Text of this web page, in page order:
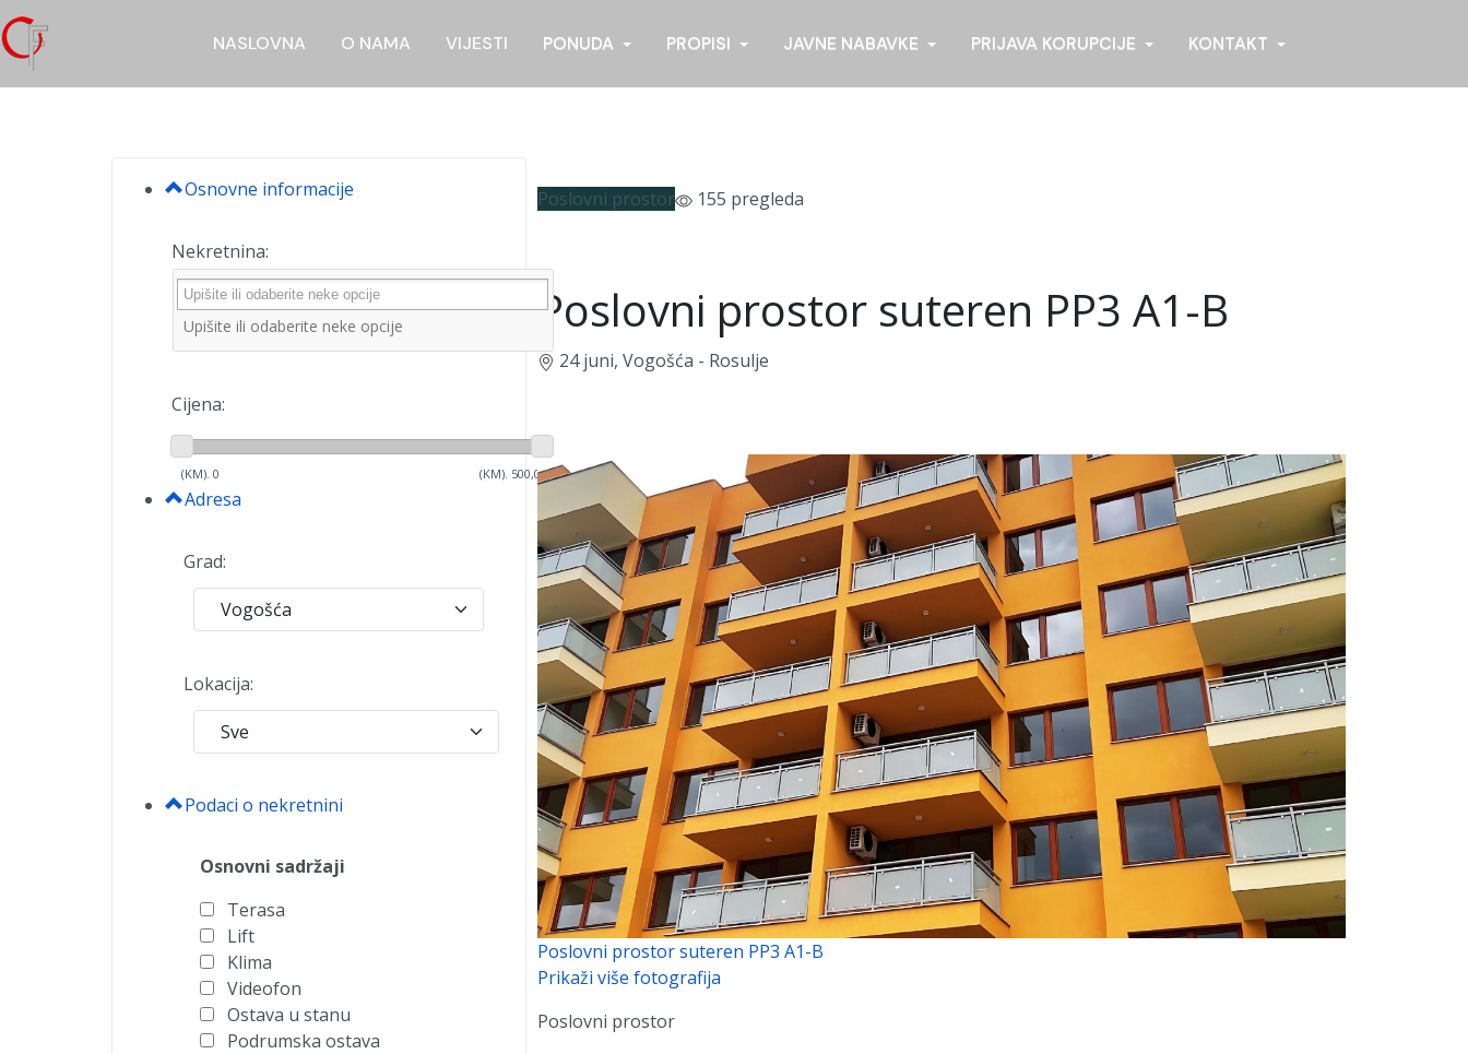
NASLOVNA O NAMA VIJESTI PONUDA PROPISI JAVNE NABAVKE PRIJAVA KORUPCIJE KONTAKT
Poslovni prostor 155 pregleda
Poslovni prostor suteren PP3 A1-B
24 juni, Vogošća - Rosulje
Poslovni prostor suteren PP3 A1-B
Prikaži više fotografija
Poslovni prostor
Osnovne informacije
Nekretnina:
Cijena:
(KM). 0 (KM). 500,000
Adresa
Grad:
Lokacija:
Podaci o nekretnini
Osnovni sadržaji
Terasa
Lift
Klima
Videofon
Ostava u stanu
Podrumska ostava